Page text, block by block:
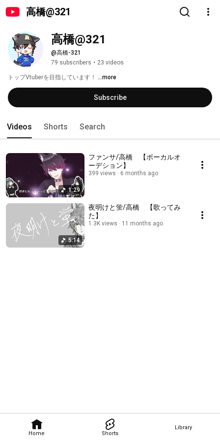
高橋@321
Home Shorts
Library
高橋@321
@高橋-321
79 subscribers • 23 videos
トップVtuberを目指しています！ ...more
Subscribe
Videos Shorts Search
1:29
ファンサ/高橋 【ボーカルオ
ーデション】
399 views 6 months ago
5:14
夜明けと蛍/高橋 【歌ってみ
た】
1.3K views 11 months ago